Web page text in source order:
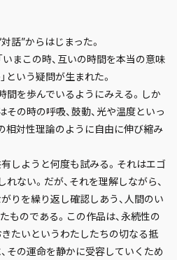
話”からはじまった。
いまこの時、互いの時間を本当の意味
という疑問が生まれた。
間を歩んでいるようにみえる。しか
その時の呼吸、鼓動、光や温度といっ
相対性理論のように自由に伸び縮み
しようと何度も試みる。それはエゴ
ない。だが、それを理解しながら、
りを繰り返し確認しあう、人間のい
ものである。この作品は、永続性の
たいというわたしたちの切なる抵
その運命を静かに受容していくため